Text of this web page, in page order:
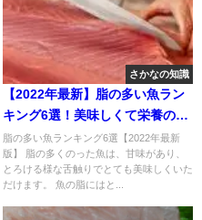
さかなの知識
【2022年最新】脂の多い魚ラン
キング6選！美味しくて栄養の多
い魚とは？
脂の多い魚ランキング6選【2022年最新
版】 脂の多くのった魚は、甘味があり、
とろける様な舌触りでとても美味しくいた
だけます。 魚の脂にはと...